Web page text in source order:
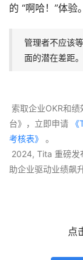
的 “啊哈！”体验。
管理者不应该
面的潜在差距。
台》，立即申请 《
考核表》
。
助企业驱动业绩飙
点